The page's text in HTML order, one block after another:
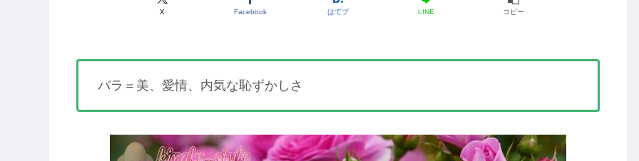
X Facebook はてブ LINE コピー
バラ＝美、愛情、内気な恥ずかしさ